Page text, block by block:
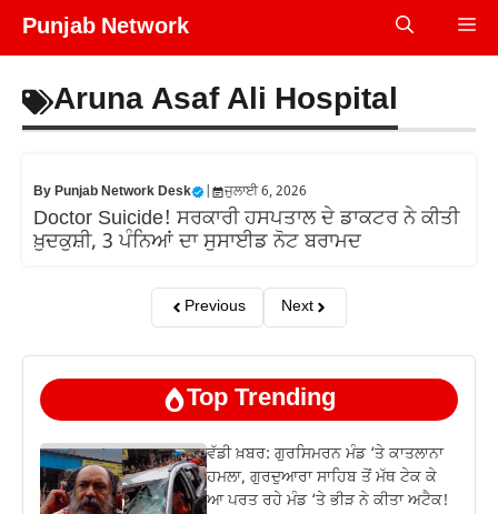
Skip
Punjab Network
Aruna Asaf Ali Hospital
ByPunjab Network Desk ਜੁਲਾਈ 6, 2026
Doctor Suicide! ਸਰਕਾਰੀ ਹਸਪਤਾਲ ਦੇ ਡਾਕਟਰ ਨੇ ਕੀਤੀ
ਖ਼ੁਦਕੁਸ਼ੀ, 3 ਪੰਨਿਆਂ ਦਾ ਸੁਸਾਈਡ ਨੋਟ ਬਰਾਮਦ
Previous Next
Top Trending
ਵੱਡੀ ਖ਼ਬਰ: ਗੁਰਸਿਮਰਨ ਮੰਡ ‘ਤੇ ਕਾਤਲਾਨਾ
ਹਮਲਾ, ਗੁਰਦੁਆਰਾ ਸਾਹਿਬ ਤੋਂ ਮੱਥ ਟੇਕ ਕੇ
ਆ ਪਰਤ ਰਹੇ ਮੰਡ ‘ਤੇ ਭੀੜ ਨੇ ਕੀਤਾ ਅਟੈਕ!